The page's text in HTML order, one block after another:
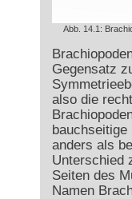
Abb. 14.1:
Gegensatz
also die
anders als
Unterschied
Seiten des
Namen